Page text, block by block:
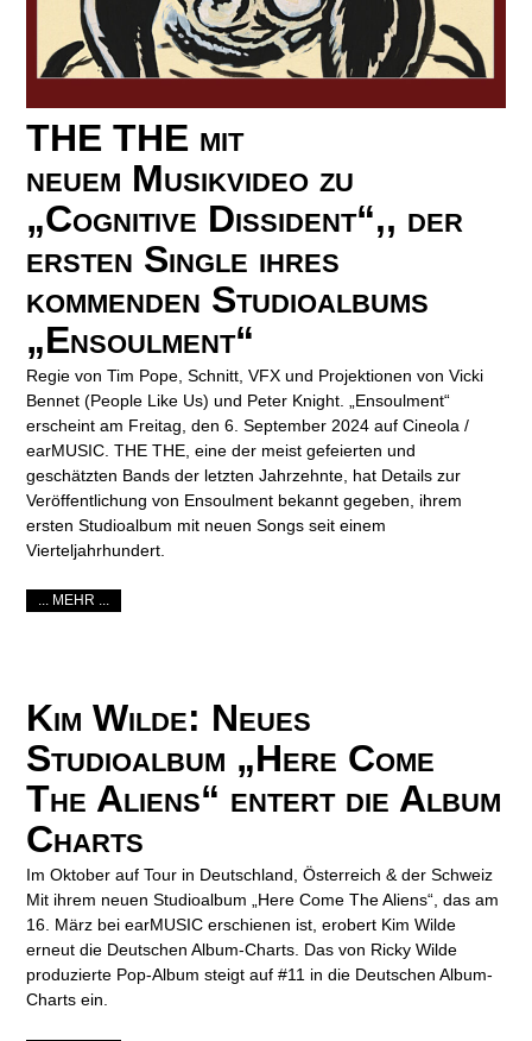
THE THE mit
neuem Musikvideo zu
„Cognitive Dissident“‚, der
ersten Single ihres
kommenden Studioalbums
„Ensoulment“
Regie von Tim Pope, Schnitt, VFX und Projektionen von Vicki
Bennet (People Like Us) und Peter Knight. „Ensoulment“
erscheint am Freitag, den 6. September 2024 auf Cineola /
earMUSIC. THE THE, eine der meist gefeierten und
geschätzten Bands der letzten Jahrzehnte, hat Details zur
Veröffentlichung von Ensoulment bekannt gegeben, ihrem
ersten Studioalbum mit neuen Songs seit einem
Vierteljahrhundert.
... MEHR ...
Kim Wilde: Neues
Studioalbum „Here Come
The Aliens“ entert die Album
Charts
Im Oktober auf Tour in Deutschland, Österreich & der Schweiz
Mit ihrem neuen Studioalbum „Here Come The Aliens“, das am
16. März bei earMUSIC erschienen ist, erobert Kim Wilde
erneut die Deutschen Album-Charts. Das von Ricky Wilde
produzierte Pop-Album steigt auf #11 in die Deutschen Album-
Charts ein.